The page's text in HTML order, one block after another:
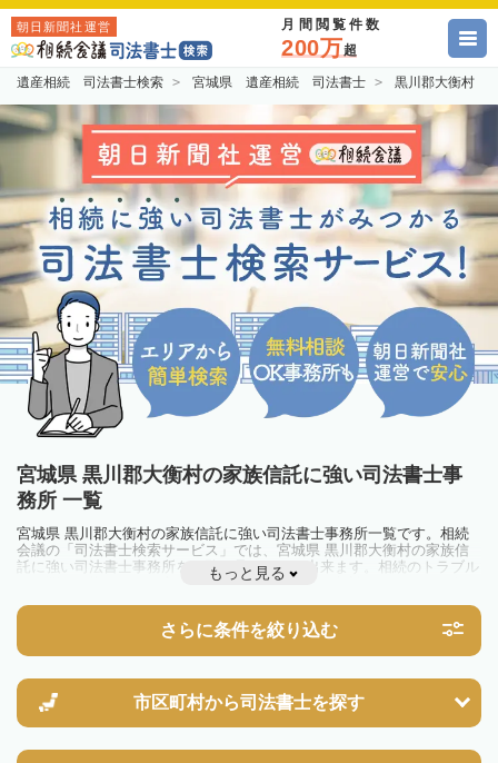
朝日新聞社運営 月間閲覧件数
200万超
遺産相続 司法書士検索 宮城県 遺産相続 司法書士 黒川郡大衡村
宮城県 黒川郡大衡村の家族信託に強い司法書士事
務所 一覧
宮城県 黒川郡大衡村の家族信託に強い司法書士事務所一覧です。相続
会議の「司法書士検索サービス」では、宮城県 黒川郡大衡村の家族信
託に強い司法書士事務所を一覧で見ることが出来ます。相続のトラブル
やお悩みを抱えている方は一度近隣の司法書士に相談してみましょう。
もっと見る
さらに条件を絞り込む
市区町村から司法書士を探す